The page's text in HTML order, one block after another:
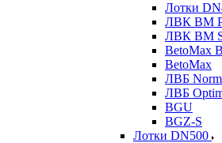
Лотки
ЛВК ВМ
ЛВК ВМ
BetoMax
BetoMax
ЛВБ
ЛВБ
BGU
BGZ-S
Лотки DN500